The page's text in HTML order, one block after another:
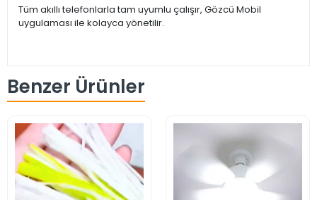
Tüm akıllı telefonlarla tam uyumlu çalışır, Gözcü Mobil
uygulaması ile kolayca yönetilir.
Benzer Ürünler